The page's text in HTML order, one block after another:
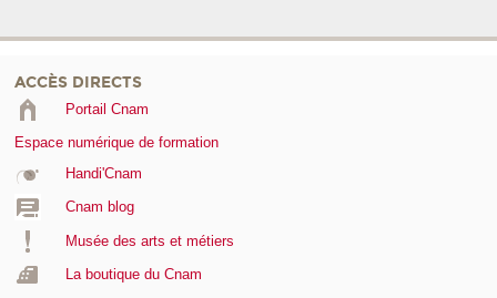
ACCÈS DIRECTS
Portail Cnam
Espace numérique de formation
Handi'Cnam
Cnam blog
Musée des arts et métiers
La boutique du Cnam